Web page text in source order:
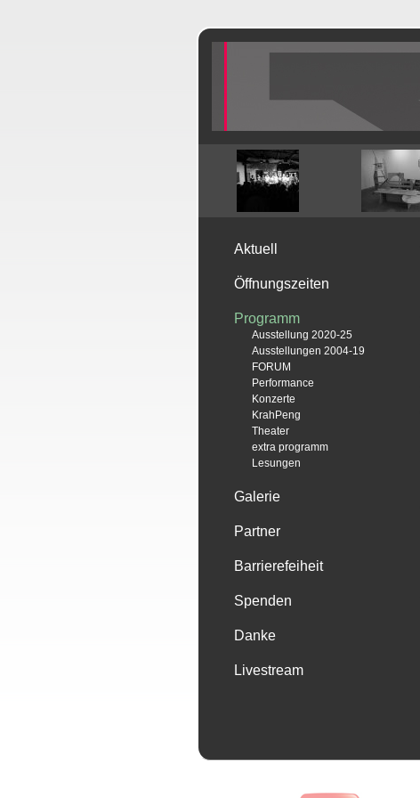
Aktuell
Öffnungszeiten
Programm
Ausstellung 2020-25
Ausstellungen 2004-19
FORUM
Performance
Konzerte
KrahPeng
Theater
extra programm
Lesungen
Galerie
Partner
Barrierefeiheit
Spenden
Danke
Livestream